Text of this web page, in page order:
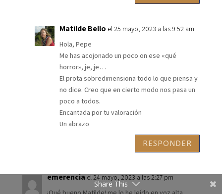
Matilde Bello el 25 mayo, 2023 a las 9:52 am
Hola, Pepe
Me has acojonado un poco on ese «qué
horror», je, je…
El prota sobredimensiona todo lo que piensa y
no dice. Creo que en cierto modo nos pasa un
poco a todos.
Encantada por tu valoración
Un abrazo
RESPONDER
emerenciael 24 mayo, 2023 a las 2:27 pm
Share This